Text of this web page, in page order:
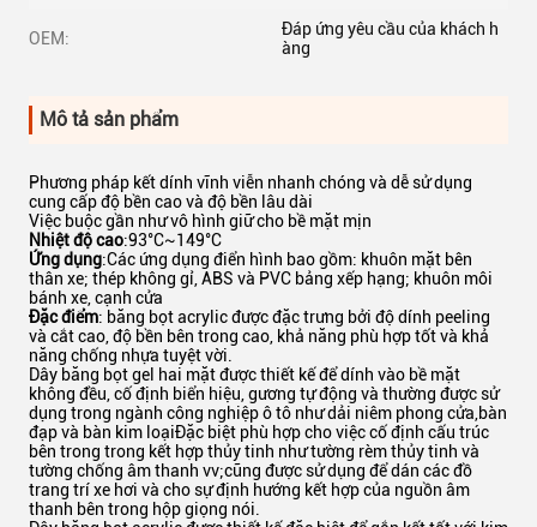
OEM:
Đáp ứng yêu cầu của khách h
àng
Mô tả sản phẩm
Phương pháp kết dính vĩnh viễn nhanh chóng và dễ sử dụng
cung cấp độ bền cao và độ bền lâu dài
Việc buộc gần như vô hình giữ cho bề mặt mịn
Nhiệt độ cao:93°C~149°C
Ứng dụng:Các ứng dụng điển hình bao gồm: khuôn mặt bên
thân xe; thép không gỉ, ABS và PVC bảng xếp hạng; khuôn môi
bánh xe, cạnh cửa
Đặc điểm: băng bọt acrylic được đặc trưng bởi độ dính peeling
và cắt cao, độ bền bên trong cao, khả năng phù hợp tốt và khả
năng chống nhựa tuyệt vời.
Dây băng bọt gel hai mặt được thiết kế để dính vào bề mặt
không đều, cố định biển hiệu, gương tự động và thường được sử
dụng trong ngành công nghiệp ô tô như dải niêm phong cửa,bàn
đạp và bàn kim loạiĐặc biệt phù hợp cho việc cố định cấu trúc
bên trong trong kết hợp thủy tinh như tường rèm thủy tinh và
tường chống âm thanh vv;cũng được sử dụng để dán các đồ
trang trí xe hơi và cho sự định hướng kết hợp của nguồn âm
thanh bên trong hộp giọng nói.